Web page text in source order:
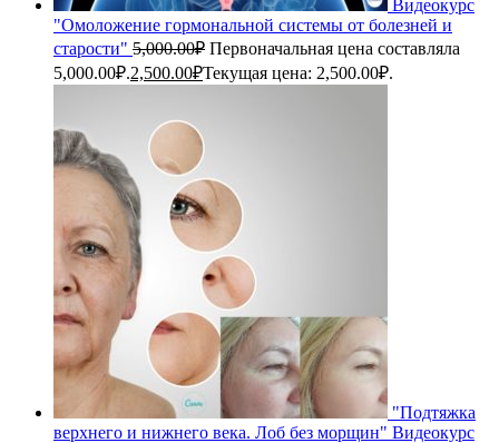
Видеокурс
"Омоложение гормональной системы от болезней и
старости" 5,000.00₽ Первоначальная цена составляла
5,000.00₽.2,500.00₽Текущая цена: 2,500.00₽.
"Подтяжка
верхнего и нижнего века. Лоб без морщин" Видеокурс